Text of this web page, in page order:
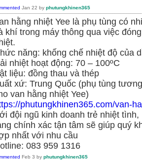
Jan 22 by phutungkhinen365
hằng nhiệt Yee là phụ tùng có
khí trong máy thông qua việc
năng: khống chế nhiệt độ của
nhiệt hoạt động: 70 – 100ºC
liệu: đồng thau và thép
xứ: Trung Quốc (phụ tùng
van hằng nhiệt Yee)
phutungkhinen365.com/van-
đội ngũ kinh doanh trẻ nhiệt
chính xác tận tâm sẽ giúp quý
nhất với nhu cầu
083 959 1316
Feb 3 by phutungkhinen365